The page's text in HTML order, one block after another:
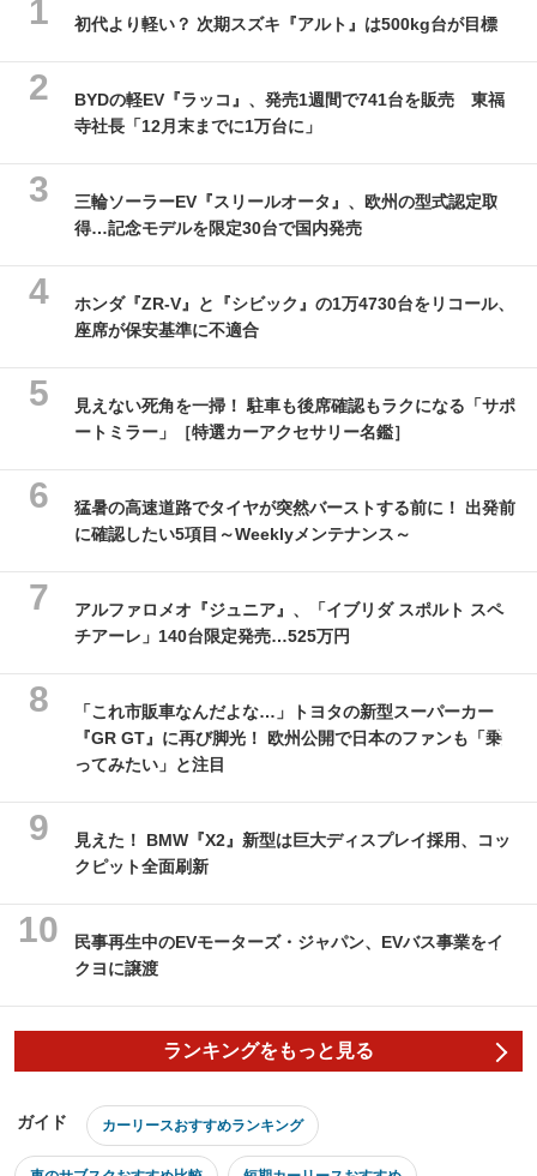
初代より軽い？ 次期スズキ『アルト』は500kg台が目標
BYDの軽EV『ラッコ』、発売1週間で741台を販売 東福
寺社長「12月末までに1万台に」
三輪ソーラーEV『スリールオータ』、欧州の型式認定取
得…記念モデルを限定30台で国内発売
ホンダ『ZR-V』と『シビック』の1万4730台をリコール、
座席が保安基準に不適合
見えない死角を一掃！ 駐車も後席確認もラクになる「サポ
ートミラー」［特選カーアクセサリー名鑑］
猛暑の高速道路でタイヤが突然バーストする前に！ 出発前
に確認したい5項目～Weeklyメンテナンス～
アルファロメオ『ジュニア』、「イブリダ スポルト スペ
チアーレ」140台限定発売…525万円
「これ市販車なんだよな…」トヨタの新型スーパーカー
『GR GT』に再び脚光！ 欧州公開で日本のファンも「乗
ってみたい」と注目
見えた！ BMW『X2』新型は巨大ディスプレイ採用、コッ
クピット全面刷新
民事再生中のEVモーターズ・ジャパン、EVバス事業をイ
クヨに譲渡
ランキングをもっと見る
ガイド カーリースおすすめランキング